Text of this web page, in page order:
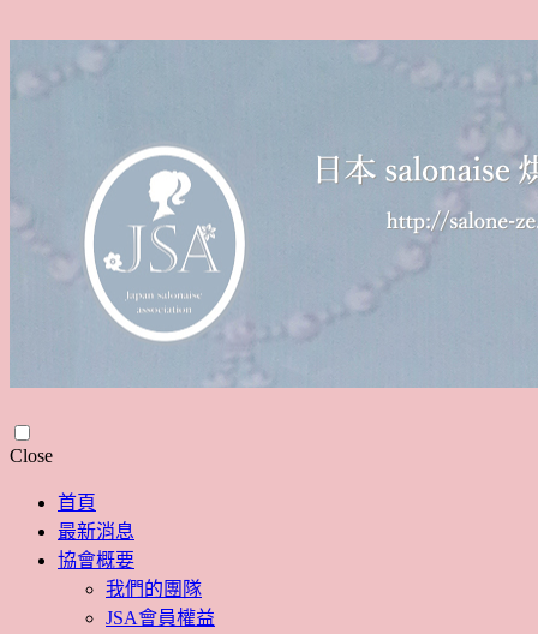
CloseSkip
content
首頁
最新消息
協會概要
我們的團隊
JSA會員權益